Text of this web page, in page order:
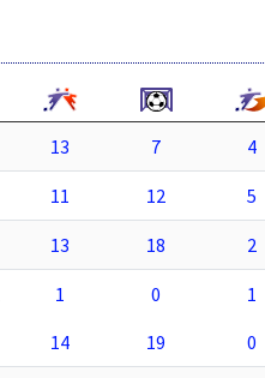
13 7 4
11 12 5
13 18 2
1 0 1
14 19 0